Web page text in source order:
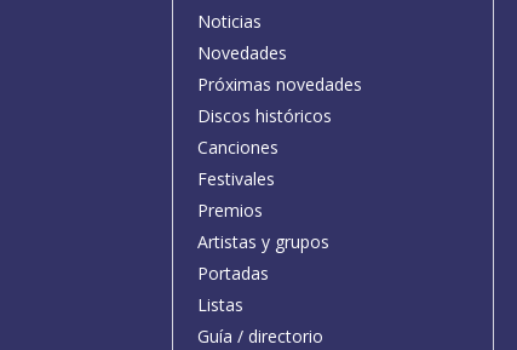
Noticias
Novedades
Próximas novedades
Discos históricos
Canciones
Festivales
Premios
Artistas y grupos
Portadas
Listas
Guía / directorio